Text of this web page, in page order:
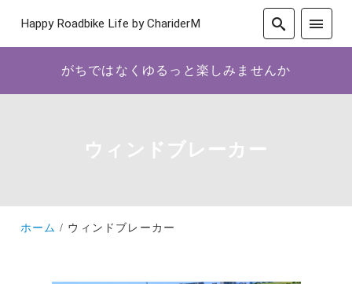
Happy Roadbike Life by ChariderM
がちではなくゆるっと楽しみませんか
ウィンドブレーカー
ホーム ウィンドブレーカー